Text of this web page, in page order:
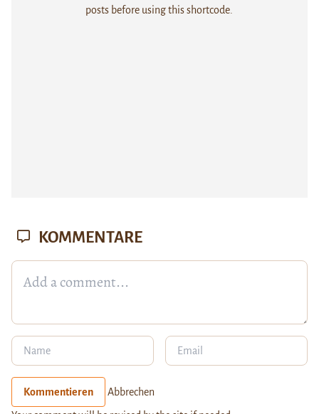
posts before using this shortcode.
KOMMENTARE
Kommentieren Abbrechen